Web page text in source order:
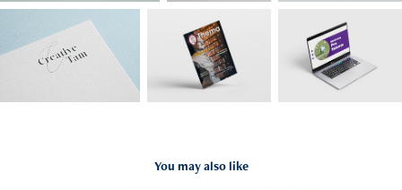
You may also like